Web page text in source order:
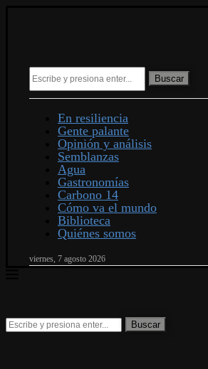
Buscar
En resiliencia
Gente palante
Opinión y análisis
Semblanzas
Agua
Gastronomías
Carbono 14
Cómo va el mundo
Biblioteca
Quiénes somos
viernes, 7 agosto 2026